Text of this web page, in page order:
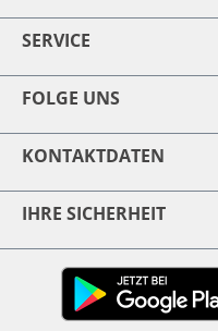
SERVICE
FOLGE UNS
KONTAKTDATEN
IHRE SICHERHEIT